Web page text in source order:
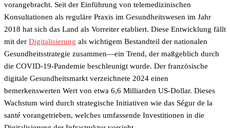
vorangebracht. Seit der Einführung von telemedizinischen
Konsultationen als reguläre Praxis im Gesundheitswesen im Jahr
2018 hat sich das Land als Vorreiter etabliert. Diese Entwicklung fällt
mit der Digitalisierung als wichtigem Bestandteil der nationalen
Gesundheitsstrategie zusammen—ein Trend, der maßgeblich durch
die COVID-19-Pandemie beschleunigt wurde. Der französische
digitale Gesundheitsmarkt verzeichnete 2024 einen
bemerkenswerten Wert von etwa 6,6 Milliarden US-Dollar. Dieses
Wachstum wird durch strategische Initiativen wie das Ségur de la
santé vorangetrieben, welches umfassende Investitionen in die